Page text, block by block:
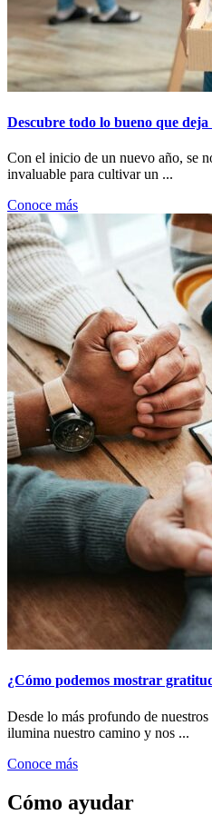
Descubre todo lo bueno que
Con el inicio de un nuevo año, se
invaluable para cultivar un ...
Conoce más
¿Cómo podemos mostrar
Desde lo más profundo de
ilumina nuestro camino y nos ...
Conoce más
Cómo ayudar